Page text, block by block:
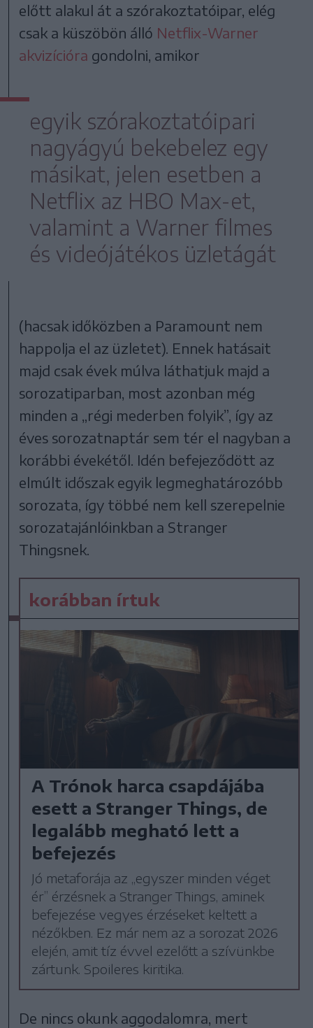
előtt alakul át a szórakoztatóipar, elég
csak a küszöbön álló Netflix-Warner
akvizícióra gondolni, amikor
egyik szórakoztatóipari
nagyágyú bekebelez egy
másikat, jelen esetben a
Netflix az HBO Max-et,
valamint a Warner filmes
és videójátékos üzletágát
(hacsak időközben a Paramount nem
happolja el az üzletet). Ennek hatásait
majd csak évek múlva láthatjuk majd a
sorozatiparban, most azonban még
minden a „régi mederben folyik”, így az
éves sorozatnaptár sem tér el nagyban a
korábbi évekétől. Idén befejeződött az
elmúlt időszak egyik legmeghatározóbb
sorozata, így többé nem kell szerepelnie
sorozatajánlóinkban a Stranger
Thingsnek.
korábban írtuk
A Trónok harca csapdájába
esett a Stranger Things, de
legalább megható lett a
befejezés
Jó metaforája az „egyszer minden véget
ér” érzésnek a Stranger Things, aminek
befejezése vegyes érzéseket keltett a
nézőkben. Ez már nem az a sorozat 2026
elején, amit tíz évvel ezelőtt a szívünkbe
zártunk. Spoileres kiritika.
De nincs okunk aggodalomra, mert